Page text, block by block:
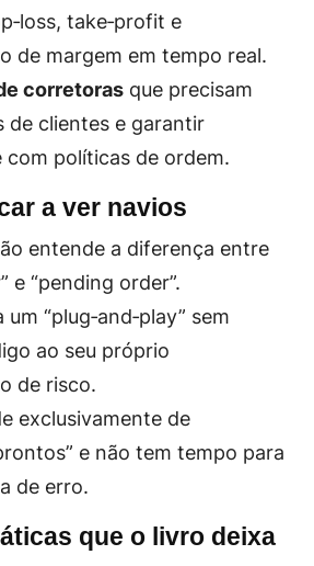
take‑profit e
de margem em tempo real.
corretoras que precisam
de clientes e garantir
políticas de ordem.
a ver navios
entende a diferença entre
e “pending order”.
“plug‑and‑play” sem
ao seu próprio
de risco.
exclusivamente de
e não tem tempo para
de erro.
que o livro deixa